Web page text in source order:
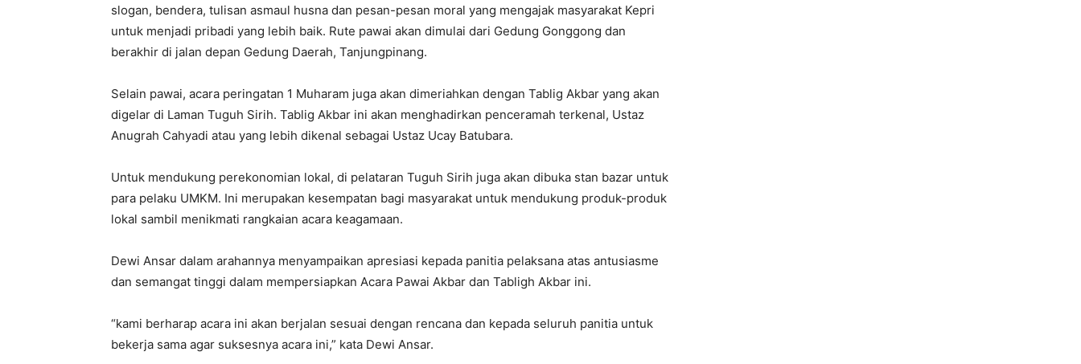
slogan, bendera, tulisan asmaul husna dan pesan-pesan moral yang mengajak masyarakat Kepri
untuk menjadi pribadi yang lebih baik. Rute pawai akan dimulai dari Gedung Gonggong dan
berakhir di jalan depan Gedung Daerah, Tanjungpinang.
Selain pawai, acara peringatan 1 Muharam juga akan dimeriahkan dengan Tablig Akbar yang akan
digelar di Laman Tuguh Sirih. Tablig Akbar ini akan menghadirkan penceramah terkenal, Ustaz
Anugrah Cahyadi atau yang lebih dikenal sebagai Ustaz Ucay Batubara.
Untuk mendukung perekonomian lokal, di pelataran Tuguh Sirih juga akan dibuka stan bazar untuk
para pelaku UMKM. Ini merupakan kesempatan bagi masyarakat untuk mendukung produk-produk
lokal sambil menikmati rangkaian acara keagamaan.
Dewi Ansar dalam arahannya menyampaikan apresiasi kepada panitia pelaksana atas antusiasme
dan semangat tinggi dalam mempersiapkan Acara Pawai Akbar dan Tabligh Akbar ini.
“kami berharap acara ini akan berjalan sesuai dengan rencana dan kepada seluruh panitia untuk
bekerja sama agar suksesnya acara ini,” kata Dewi Ansar.